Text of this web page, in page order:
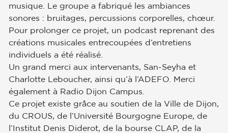
musique. Le groupe a fabriqué les ambiances
sonores : bruitages, percussions corporelles, chœur.
Pour prolonger ce projet, un podcast reprenant des
créations musicales entrecoupées d’entretiens
individuels a été réalisé.
Un grand merci aux intervenants, San-Seyha et
Charlotte Leboucher, ainsi qu’à l’ADEFO. Merci
également à Radio Dijon Campus.
Ce projet existe grâce au soutien de la Ville de Dijon,
du CROUS, de l’Université Bourgogne Europe, de
l’Institut Denis Diderot, de la bourse CLAP, de la